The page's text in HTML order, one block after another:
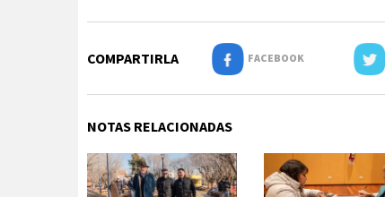
COMPARTIRLA FACEBOOK
NOTAS RELACIONADAS